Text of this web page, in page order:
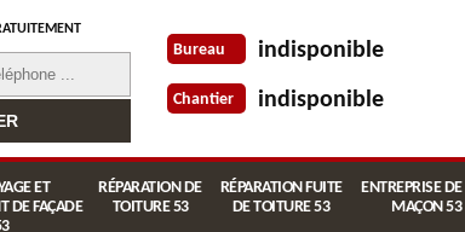
Bureau indisponible
Chantier indisponible
ET
DE FAÇADE
RÉPARATION DE
TOITURE 53
RÉPARATION FUITE
DE TOITURE 53
ENTREPRISE
MAÇON 53